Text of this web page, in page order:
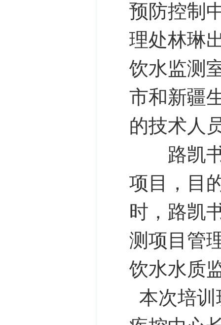
预防控制
理处林琳
饮水监测
市和新疆
的技术人
路凯书
项目，目
时，路凯
测项目管
饮水水质
本次培